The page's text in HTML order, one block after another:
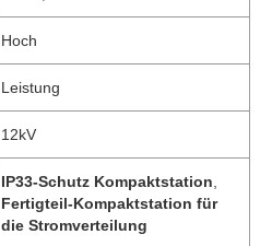
Hoch
Leistung
12kV
IP33-Schutz Kompaktstation
Fertigteil-Kompaktstation für
die Stromverteilung